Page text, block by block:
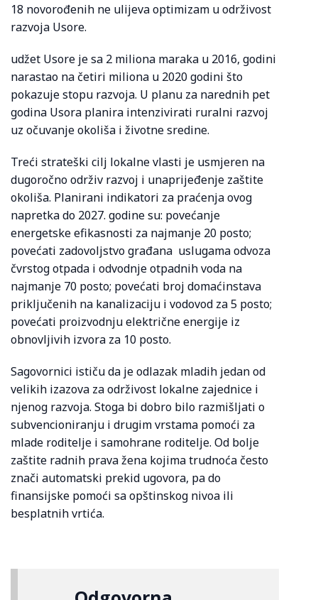
18 novorođenih ne ulijeva optimizam u održivost
razvoja Usore.
udžet Usore je sa 2 miliona maraka u 2016, godini
narastao na četiri miliona u 2020 godini što
pokazuje stopu razvoja. U planu za narednih pet
godina Usora planira intenzivirati ruralni razvoj
uz očuvanje okoliša i životne sredine.
Treći strateški cilj lokalne vlasti je usmjeren na
dugoročno održiv razvoj i unaprijeđenje zaštite
okoliša. Planirani indikatori za praćenja ovog
napretka do 2027. godine su: povećanje
energetske efikasnosti za najmanje 20 posto;
povećati zadovoljstvo građana uslugama odvoza
čvrstog otpada i odvodnje otpadnih voda na
najmanje 70 posto; povećati broj domaćinstava
priključenih na kanalizaciju i vodovod za 5 posto;
povećati proizvodnju električne energije iz
obnovljivih izvora za 10 posto.
Sagovornici ističu da je odlazak mladih jedan od
velikih izazova za održivost lokalne zajednice i
njenog razvoja. Stoga bi dobro bilo razmišljati o
subvencioniranju i drugim vrstama pomoći za
mlade roditelje i samohrane roditelje. Od bolje
zaštite radnih prava žena kojima trudnoća često
znači automatski prekid ugovora, pa do
finansijske pomoći sa opštinskog nivoa ili
besplatnih vrtića.